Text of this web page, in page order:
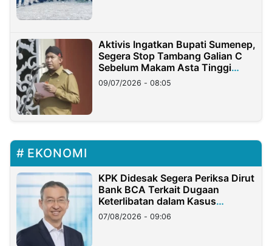
Aktivis Ingatkan Bupati Sumenep,
Segera Stop Tambang Galian C
Sebelum Makam Asta Tinggi
Longsor
09/07/2026 - 08:05
EKONOMI
KPK Didesak Segera Periksa Dirut
Bank BCA Terkait Dugaan
Keterlibatan dalam Kasus
Hilangnya Dana Nasabah Rp2,58
Miliar
07/08/2026 - 09:06